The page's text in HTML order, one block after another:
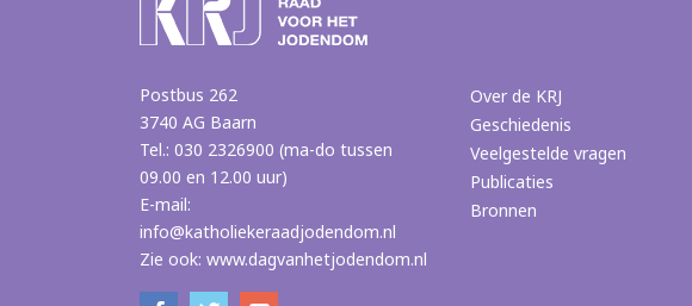
Postbus 262
3740 AG Baarn
Tel.: 030 2326900 (ma-do tussen
09.00 en 12.00 uur)
E-mail:
info@katholiekeraadjodendom.nl
Zie ook: www.dagvanhetjodendom.nl
Over de KRJ
Geschiedenis
Veelgestelde vragen
Publicaties
Bronnen